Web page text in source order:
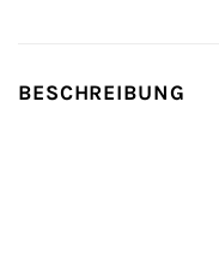
BESCHREIBUNG